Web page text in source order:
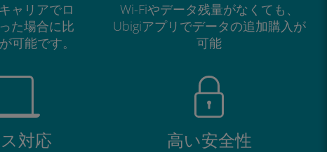
ャリアでロ
た場合に比
可能です。
Wi-Fiやデータ残量がなくても、
Ubigiアプリでデータの追加購入が
可能
対応 高い安全性